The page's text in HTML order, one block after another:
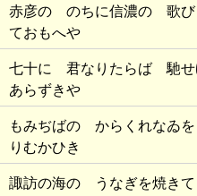
赤彦の のちに信濃の 歌
ておもへや
七十に 君なりたらば 馳
あらずきや
もみぢばの からくれな
りむかひき
諏訪の海の うなぎを焼き